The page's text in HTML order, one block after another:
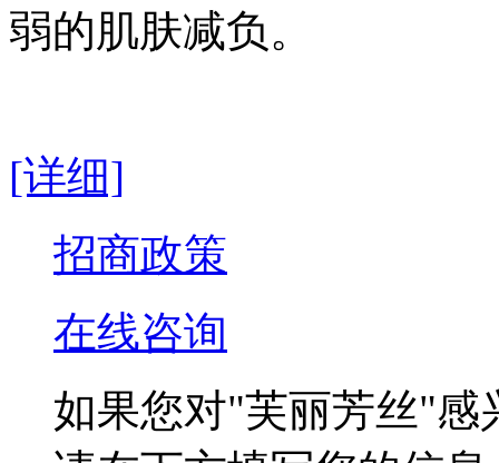
弱的肌肤减负。
[详细]
招商政策
在线咨询
如果您对"芙丽芳丝"感